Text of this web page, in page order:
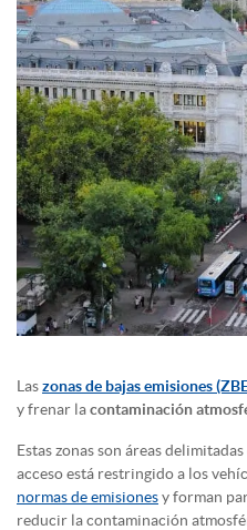
Laszonas de bajas emisiones
y frenar lacontaminación
Estas zonas son áreas
acceso está restringido a los
normas de emisionesy forman
reducir la contaminación